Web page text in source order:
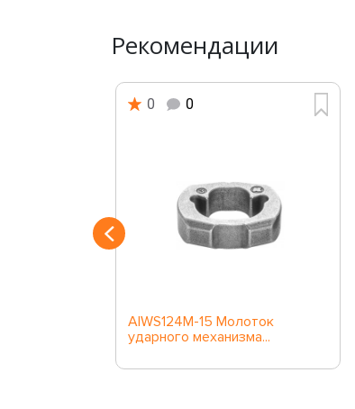
Рекомендации
0 0
AIWS124M-15 Молоток
ударного механизма...